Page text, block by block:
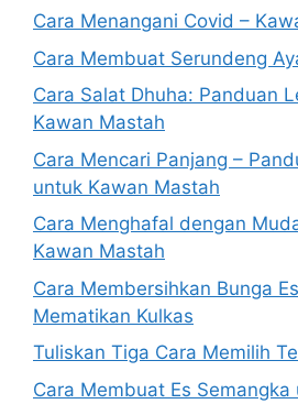
Cara Menangani Covid –
Cara Membuat Serundeng
Cara Salat Dhuha: Panduan
Kawan Mastah
Cara Mencari Panjang –
untuk Kawan Mastah
Cara Menghafal dengan
Kawan Mastah
Cara Membersihkan Bunga
Mematikan Kulkas
Tuliskan Tiga Cara Memilih
Cara Membuat Es Semangka